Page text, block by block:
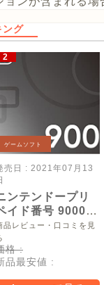
ング
ゲームソフト
売日 : 2021年07月13
ンテンドープリ
イド番号 9000
|オンラインコー
版
品レビュー・口コミを見
格 :
品最安値 :